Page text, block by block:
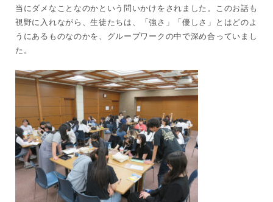
当にダメなことなのかという問いかけをされました。このお話も
視野に入れながら、生徒たち は、「強さ」「優しさ」とはどのよ
うにあるものなのかを、グループワークの中で深め合っていまし
た。